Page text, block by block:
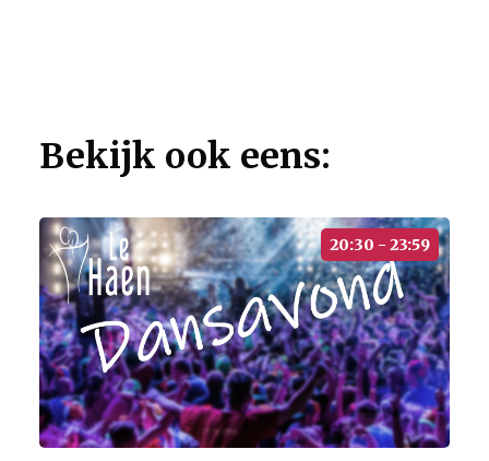
Bekijk ook eens:
20:30 - 23:59